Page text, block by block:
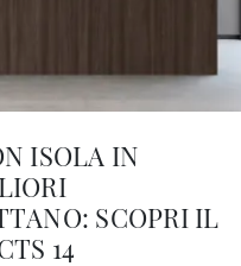
ISOLA IN
SCOPRI IL
14